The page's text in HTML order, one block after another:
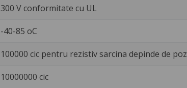
300 V conformitate cu UL
-40-85 oC
100000 cic pentru rezistiv sarcina depinde de
10000000 cic